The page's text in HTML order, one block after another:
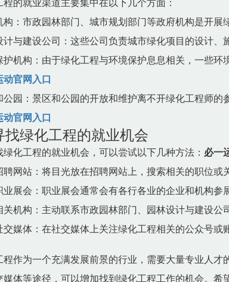
程的就业渠道主要集中在以下几个方面：
构：市政园林部门、城市规划部门等政府机构是开展
计与建设公司：这些公司负责城市绿化项目的设计、
护机构：由于绿化工程与环境保护息息相关，一些环
动官网入口
公园：景区和公园的开放和维护离不开绿化工程师的
动官网入口
找绿化工程的就业机会
绿化工程的就业机会，可以尝试以下几种方法： 必一
聘网站：将目光放在招聘网站上，搜索相关的职位或
业展会：职业展会通常会有各行各业的企业和机构参
关机构：主动联系市政园林部门、园林设计与建设公
交媒体：在社交媒体上关注绿化工程相关的公众号或
程作为一个充满发展前景的行业，需要大量专业人
媒体等途径，可以增加找到绿化工程工作的机会。希